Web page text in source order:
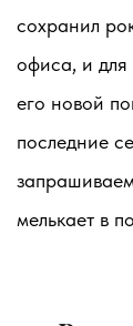
сохранил
офиса, и для
его новой
последние
мелькает в